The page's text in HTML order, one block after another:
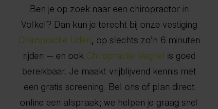
Ben je op zoek naar een chiropractor in
Volkel? Dan kun je terecht bij onze vestiging
Chiropractie Uden, op slechts zo’n 6 minuten
rijden — en ook Chiropractie Veghel is goed
bereikbaar. Je maakt vrijblijvend kennis met
een gratis screening. Bel ons of plan direct
online een afspraak; we helpen je graag snel